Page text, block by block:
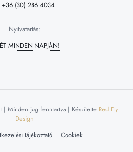
+36 (30) 286 4034
Nyitvatartás:
MINDEN NAPJÁN!
| Minden jog fenntartva | Készítette Red Fly
Design
tájékoztató Cookiek